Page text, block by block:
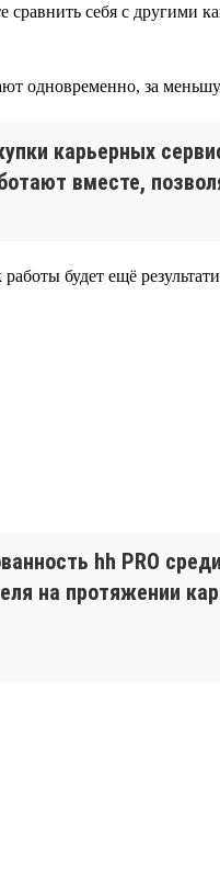
сравнить себя с другими
одновременно, за
карьерных
вместе,
будет ещё
hh PRO
на протяжении